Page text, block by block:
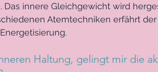
innere Gleichgewicht wird
Atemtechniken erfährt der
Haltung, gelingt mir die